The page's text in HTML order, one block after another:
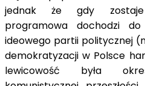
jednak że gdy zostaje
programowa dochodzi
ideowego partii politycznej
demokratyzacji w Polsce
lewicowość była